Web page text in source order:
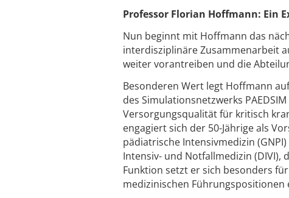
Professor Florian Hoffmann: Ein
Nun beginnt mit Hoffmann das
interdisziplinäre Zusammenarbeit
weiter vorantreiben und die
Besonderen Wert legt Hoffmann
des Simulationsnetzwerks
Versorgungsqualität für kritisch
engagiert sich der 50-Jährige als
pädiatrische Intensivmedizin
Intensiv- und Notfallmedizin (DIVI),
Funktion setzt er sich besonders
medizinischen Führungspositionen